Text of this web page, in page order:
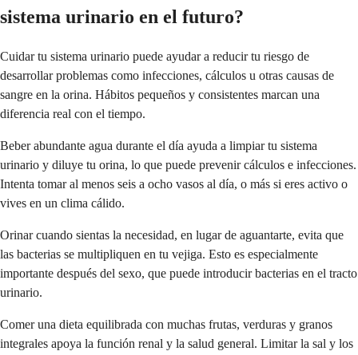
sistema urinario en el futuro?
Cuidar tu sistema urinario puede ayudar a reducir tu riesgo de
desarrollar problemas como infecciones, cálculos u otras causas de
sangre en la orina. Hábitos pequeños y consistentes marcan una
diferencia real con el tiempo.
Beber abundante agua durante el día ayuda a limpiar tu sistema
urinario y diluye tu orina, lo que puede prevenir cálculos e infecciones.
Intenta tomar al menos seis a ocho vasos al día, o más si eres activo o
vives en un clima cálido.
Orinar cuando sientas la necesidad, en lugar de aguantarte, evita que
las bacterias se multipliquen en tu vejiga. Esto es especialmente
importante después del sexo, que puede introducir bacterias en el tracto
urinario.
Comer una dieta equilibrada con muchas frutas, verduras y granos
integrales apoya la función renal y la salud general. Limitar la sal y los